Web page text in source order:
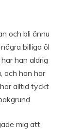
och bli ännu
billiga öl
han aldrig
och han har
alltid tyckt
mig att